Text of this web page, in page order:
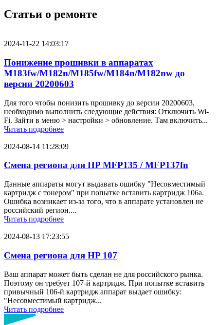
Статьи о ремонте
2024-11-22 14:03:17
Понижение прошивки в аппаратах
M183fw/M182n/M185fw/M184n/M182nw до
версии 20200603
Для того чтобы понизить прошивку до версии 20200603,
необходимо выполнить следующие действия: Отключить Wi-
Fi. Зайти в меню > настройки > обновление. Там включить...
Читать подробнее
2024-08-14 11:28:09
Смена региона для HP MFP135 / MFP137fn
Данные аппараты могут выдавать ошибку "Несовместимый
картридж с тонером" при попытке вставить картридж 106a.
Ошибка возникает из-за того, что в аппарате установлен не
российский регион....
Читать подробнее
2024-08-13 17:23:55
Смена региона для HP 107
Ваш аппарат может быть сделан не для российского рынка.
Поэтому он требует 107-й картридж. При попытке вставить
привычный 106-й картридж аппарат выдает ошибку:
"Несовместимый картридж...
Читать подробнее